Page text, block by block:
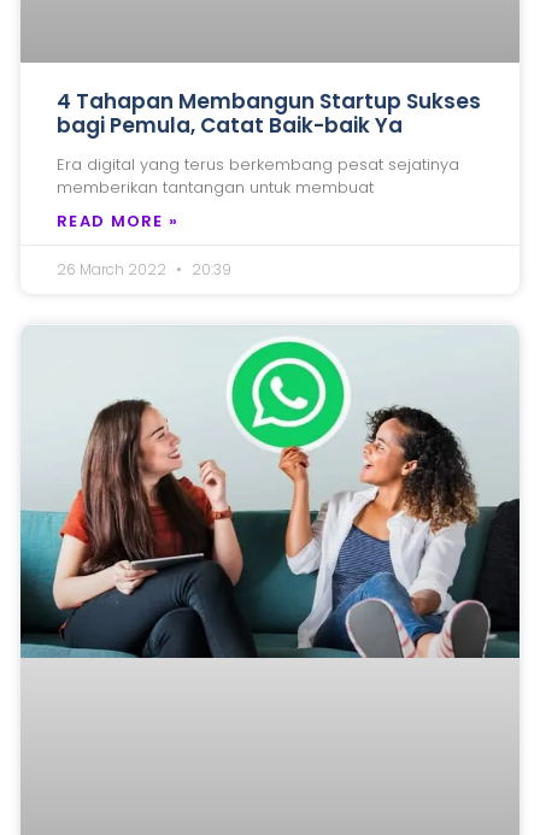
4 Tahapan Membangun Startup Sukses
bagi Pemula, Catat Baik-baik Ya
Era digital yang terus berkembang pesat sejatinya
memberikan tantangan untuk membuat
READ MORE »
26 March 2022 20:39